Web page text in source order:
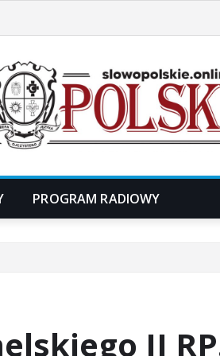
PROGRAM RADIOWY
II